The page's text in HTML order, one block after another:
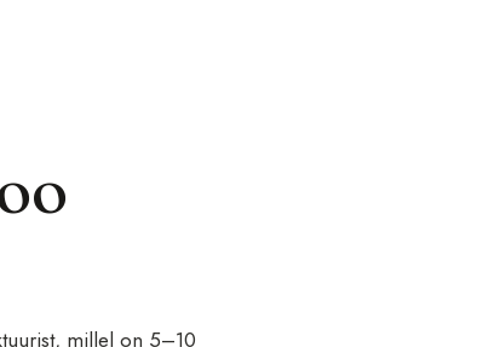
millel on 5–10